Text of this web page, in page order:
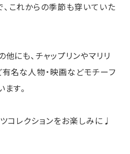
これからの季節も穿いていた
にも、チャップリンやマリリ
有名な人物・映画などモチーフ
す。
コレクションをお楽しみに♩